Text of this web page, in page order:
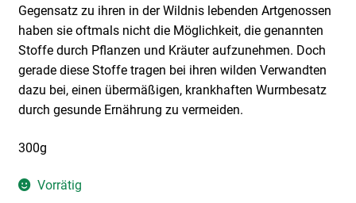
Gegensatz zu ihren in der Wildnis lebenden Artgenossen
haben sie oftmals nicht die Möglichkeit, die genannten
Stoffe durch Pflanzen und Kräuter aufzunehmen. Doch
gerade diese Stoffe tragen bei ihren wilden Verwandten
dazu bei, einen übermäßigen, krankhaften Wurmbesatz
durch gesunde Ernährung zu vermeiden.
300g
Vorrätig